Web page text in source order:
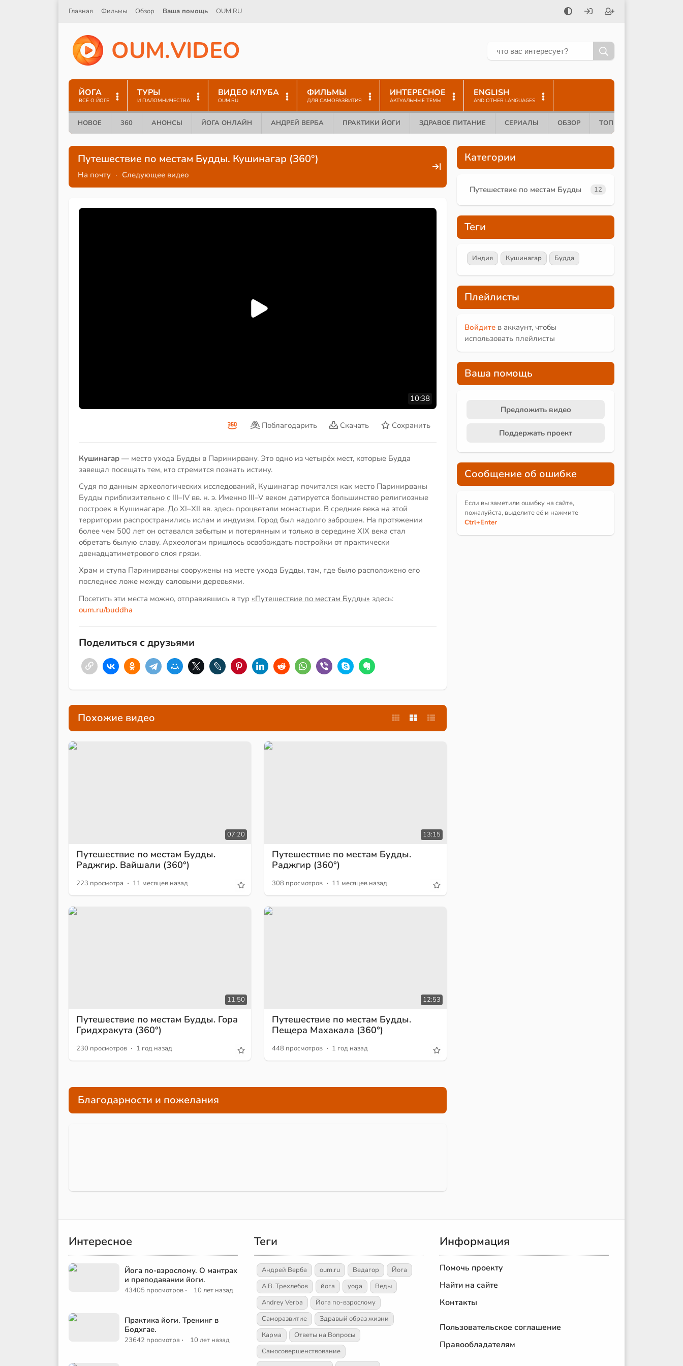
Главная Фильмы Обзор Ваша помощь OUM.RU
OUM.VIDEO
ЙОГА
ВСЁ О ЙОГЕ
ТУРЫ
И ПАЛОМНИЧЕСТВА
ВИДЕО КЛУБА
OUM.RU
ФИЛЬМЫ
ДЛЯ САМОРАЗВИТИЯ
ИНТЕРЕСНОЕ
АКТУАЛЬНЫЕ ТЕМЫ
ENGLISH
AND OTHER LANGUAGES
НОВОЕ 360 АНОНСЫ ЙОГА ОНЛАЙН АНДРЕЙ ВЕРБА ПРАКТИКИ ЙОГИ ЗДРАВОЕ ПИТАНИЕ СЕРИАЛЫ ОБЗОР ТОП 10
Путешествие по местам Будды. Кушинагар (360°)
На почту · Следующее видео
10:38
Поблагодарить Скачать Сохранить
Кушинагар — место ухода Будды в Паринирвану. Это одно из четырёх мест, которые Будда
завещал посещать тем, кто стремится познать истину.
Судя по данным археологических исследований, Кушинагар почитался как место Паринирваны
Будды приблизительно с III–IV вв. н. э. Именно III–V веком датируется большинство религиозные
построек в Кушинагаре. До XI–XII вв. здесь процветали монастыри. В средние века на этой
территории распространились ислам и индуизм. Город был надолго заброшен. На протяжении
более чем 500 лет он оставался забытым и потерянным и только в середине XIX века стал
обретать былую славу. Археологам пришлось освобождать постройки от практически
двенадцатиметрового слоя грязи.
Храм и ступа Паринирваны сооружены на месте ухода Будды, там, где было расположено его
последнее ложе между саловыми деревьями.
Посетить эти места можно, отправившись в тур «Путешествие по местам Будды» здесь:
oum.ru/buddha
Поделиться с друзьями
Похожие видео
07:20
Путешествие по местам Будды.
Раджгир. Вайшали (360°)
223 просмотра · 11 месяцев назад
13:15
Путешествие по местам Будды.
Раджгир (360°)
308 просмотров · 11 месяцев назад
11:50
Путешествие по местам Будды. Гора
Гридхракута (360°)
230 просмотров · 1 год назад
12:53
Путешествие по местам Будды.
Пещера Махакала (360°)
448 просмотров · 1 год назад
Благодарности и пожелания
Категории
Путешествие по местам Будды 12
Теги
Индия Кушинагар Будда
Плейлисты
Войдите в аккаунт, чтобы
использовать плейлисты
Ваша помощь
Предложить видео
Поддержать проект
Сообщение об ошибке
Если вы заметили ошибку на сайте,
пожалуйста, выделите её и нажмите
Ctrl+Enter
Интересное
Йога по-взрослому. О мантрах
и преподавании йоги.
43405 просмотров · 10 лет назад
Практика йоги. Тренинг в
Бодхгае.
23642 просмотра · 10 лет назад
Теги
Андрей Верба oum.ru Ведагор
Йога
А.В. Трехлебов
йога yoga
Веды
Andrey Verba
Йога по-взрослому
Саморазвитие
Здравый образ жизни
Карма
Ответы на Вопросы
Самосовершенствование
Информация
Помочь проекту
Найти на сайте
Контакты
Пользовательское соглашение
Правообладателям